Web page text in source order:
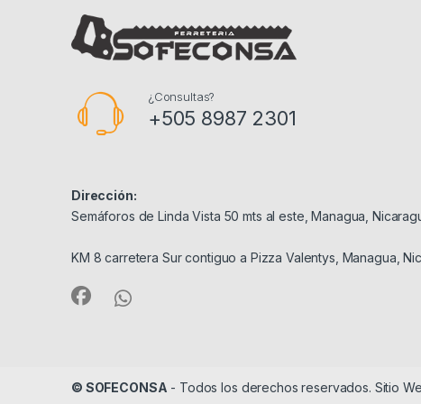
¿Consultas?
+505 8987 2301
Dirección:
Semáforos de Linda Vista 50 mts al este, Managua,
KM 8 carretera Sur contiguo a Pizza Valentys, Managua,
© SOFECONSA - Todos los derechos reservados. Sitio